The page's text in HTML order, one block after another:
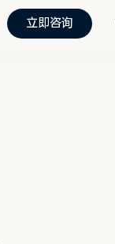
立即咨询